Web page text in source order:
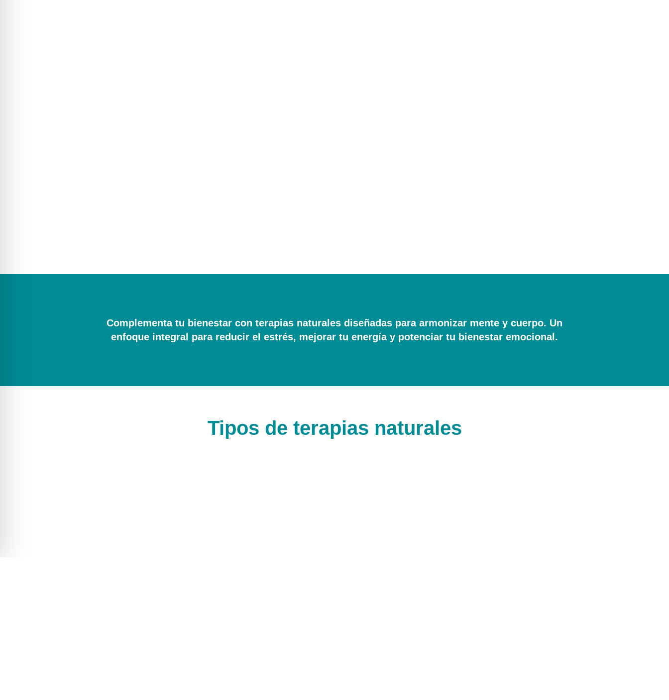
Complementa tu bienestar con terapias naturales diseñadas para armonizar mente y cuerpo. Un
enfoque integral para reducir el estrés, mejorar tu energía y potenciar tu bienestar emocional.
Tipos de terapias naturales